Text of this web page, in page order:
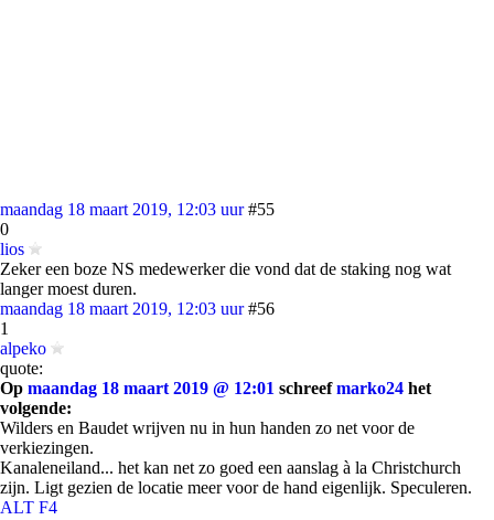
maandag 18 maart 2019, 12:03 uur #55
0
lios
Zeker een boze NS medewerker die vond dat de staking nog wat
langer moest duren.
maandag 18 maart 2019, 12:03 uur #56
1
alpeko
quote:
Op maandag 18 maart 2019 @ 12:01 schreefmarko24 het
volgende:
Wilders en Baudet wrijven nu in hun handen zo net voor de
verkiezingen.
Kanaleneiland... het kan net zo goed een aanslag à la Christchurch
zijn. Ligt gezien de locatie meer voor de hand eigenlijk. Speculeren.
ALT F4